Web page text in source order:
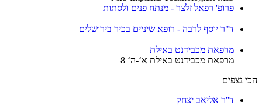
פרופ' רפאל זלצר - מנתח פנים ולסתות
ד"ר יוסף לרבה - רופא שיניים בכיר בירושלים
מרפאת מכבידנט באילת
מרפאת מכבידנט באילת א‘-ה‘ 8
הכי נצפים
ד''ר אליאב יצחק